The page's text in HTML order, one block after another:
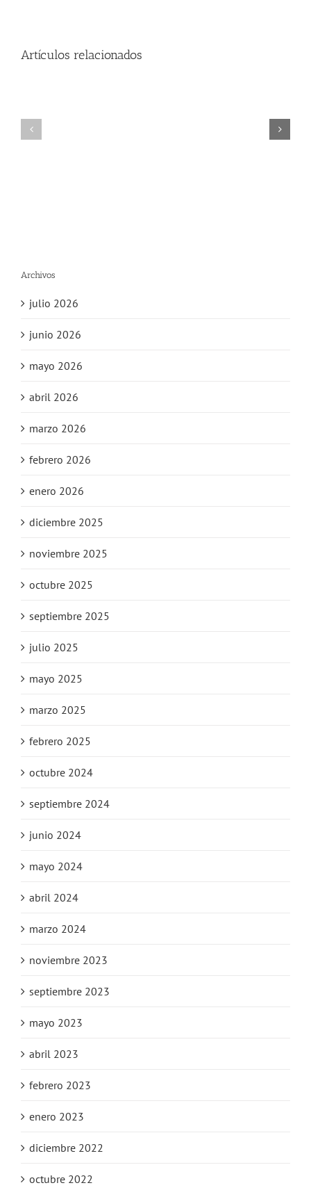
Artículos relacionados
Archivos
julio 2026
junio 2026
mayo 2026
abril 2026
marzo 2026
febrero 2026
enero 2026
diciembre 2025
noviembre 2025
octubre 2025
septiembre 2025
julio 2025
mayo 2025
marzo 2025
febrero 2025
octubre 2024
septiembre 2024
junio 2024
mayo 2024
abril 2024
marzo 2024
noviembre 2023
septiembre 2023
mayo 2023
abril 2023
febrero 2023
enero 2023
diciembre 2022
octubre 2022